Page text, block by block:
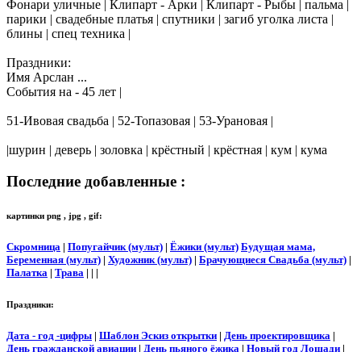
Фонари уличные | Клипарт - Арки | Клипарт - Рыбы | пальма |
парики | свадебные платья | спутники | загиб уголка листа |
блины | спец техника |
Праздники:
Имя Арслан ...
События на - 45 лет |
51-Ивовая свадьба | 52-Топазовая | 53-Урановая |
|шурин | деверь | золовка | крёстный | крёстная | кум | кума
Последние добавленные :
картинки png , jpg , gif:
Скромница | Попугайчик (мульт) | Ёжики (мульт) Будущая мама,
Беременная (мульт) | Художник (мульт) | Брачующиеся Свадьба (мульт) |
Палатка | Трава | | |
Праздники:
Дата - год -цифры | Шаблон Эскиз открытки | День проектировщика |
День гражданской авиации | День пьяного ёжика | Новый год Лошади |